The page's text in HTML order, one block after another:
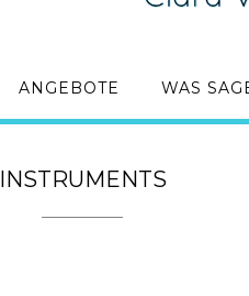
ANGEBOTE WAS
INSTRUMENTS